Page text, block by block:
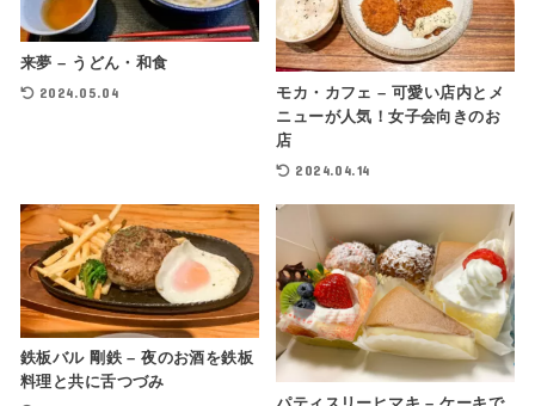
来夢 – うどん・和食
2024.05.04
モカ・カフェ – 可愛い店内とメ
ニューが人気！女子会向きのお
店
2024.04.14
鉄板バル 剛鉄 – 夜のお酒を鉄板
料理と共に舌つづみ